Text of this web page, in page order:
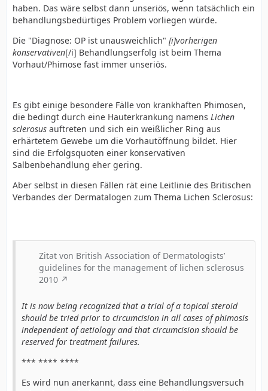
haben. Das wäre selbst dann unseriös, wenn tatsächlich ein
behandlungsbedürtiges Problem vorliegen würde.
Die "Diagnose: OP ist unausweichlich" [i]vorherigen
konservativen[/i] Behandlungserfolg ist beim Thema
Vorhaut/Phimose fast immer unseriös.
Es gibt einige besondere Fälle von krankhaften Phimosen,
die bedingt durch eine Hauterkrankung namens Lichen
sclerosus auftreten und sich ein weißlicher Ring aus
erhärtetem Gewebe um die Vorhautöffnung bildet. Hier
sind die Erfolgsquoten einer konservativen
Salbenbehandlung eher gering.
Aber selbst in diesen Fällen rät eine Leitlinie des Britischen
Verbandes der Dermatalogen zum Thema Lichen Sclerosus:
Zitat von British Association of Dermatologists’
guidelines for the management of lichen sclerosus
2010
It is now being recognized that a trial of a topical steroid
should be tried prior to circumcision in all cases of phimosis
independent of aetiology and that circumcision should be
reserved for treatment failures.
*** **** ****
Es wird nun anerkannt, dass eine Behandlungsversuch